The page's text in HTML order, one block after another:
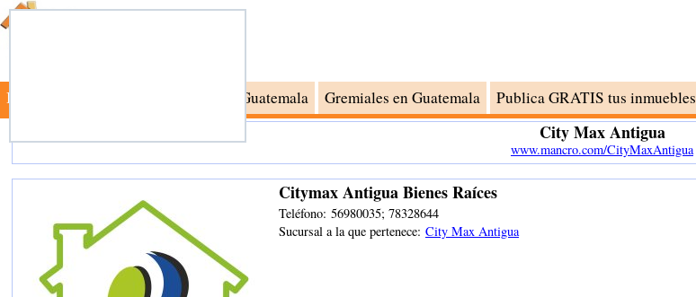
Busca Inmuebles Inmobiliarias en Guatemala Gremiales en Guatemala Publica GRATIS tus inmuebles
City Max Antigua
www.mancro.com/CityMaxAntigua
Citymax Antigua Bienes Raíces
Teléfono: 56980035; 78328644
Sucursal a la que pertenece: City Max Antigua